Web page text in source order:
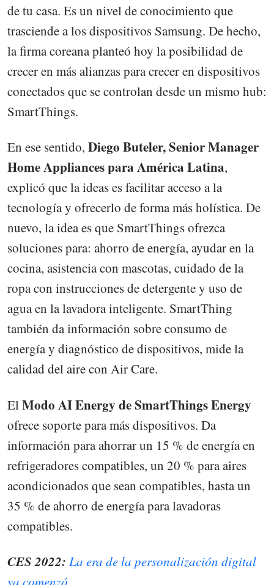
de tu casa. Es un nivel de conocimiento que
trasciende a los dispositivos Samsung. De hecho,
la firma coreana planteó hoy la posibilidad de
crecer en más alianzas para crecer en dispositivos
conectados que se controlan desde un mismo hub:
SmartThings.
En ese sentido, Diego Buteler, Senior Manager
Home Appliances para América Latina,
explicó que la ideas es facilitar acceso a la
tecnología y ofrecerlo de forma más holística. De
nuevo, la idea es que SmartThings ofrezca
soluciones para: ahorro de energía, ayudar en la
cocina, asistencia con mascotas, cuidado de la
ropa con instrucciones de detergente y uso de
agua en la lavadora inteligente. SmartThing
también da información sobre consumo de
energía y diagnóstico de dispositivos, mide la
calidad del aire con Air Care.
ElModo AI Energy de SmartThings Energy
ofrece soporte para más dispositivos. Da
información para ahorrar un 15 % de energía en
refrigeradores compatibles, un 20 % para aires
acondicionados que sean compatibles, hasta un
35 % de ahorro de energía para lavadoras
compatibles.
CES 2022: La era de la personalización digital
ya comenzó